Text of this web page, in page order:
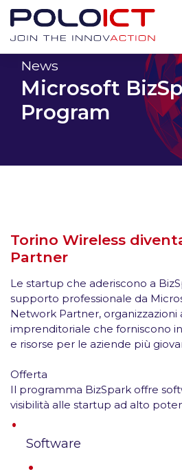
Skip
contentNews
Microsoft
Program
Torino Wireless
Partner
Le startup che aderiscono a
supporto professionale da
Network Partner, organizzazioni
imprenditoriale che forniscono
e risorse per le aziende più
Offerta
Il programma BizSpark offre
visibilità alle startup ad alto
Software